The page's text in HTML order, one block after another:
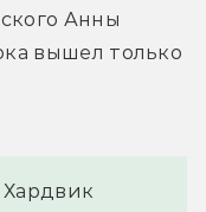
Анны
вышел только